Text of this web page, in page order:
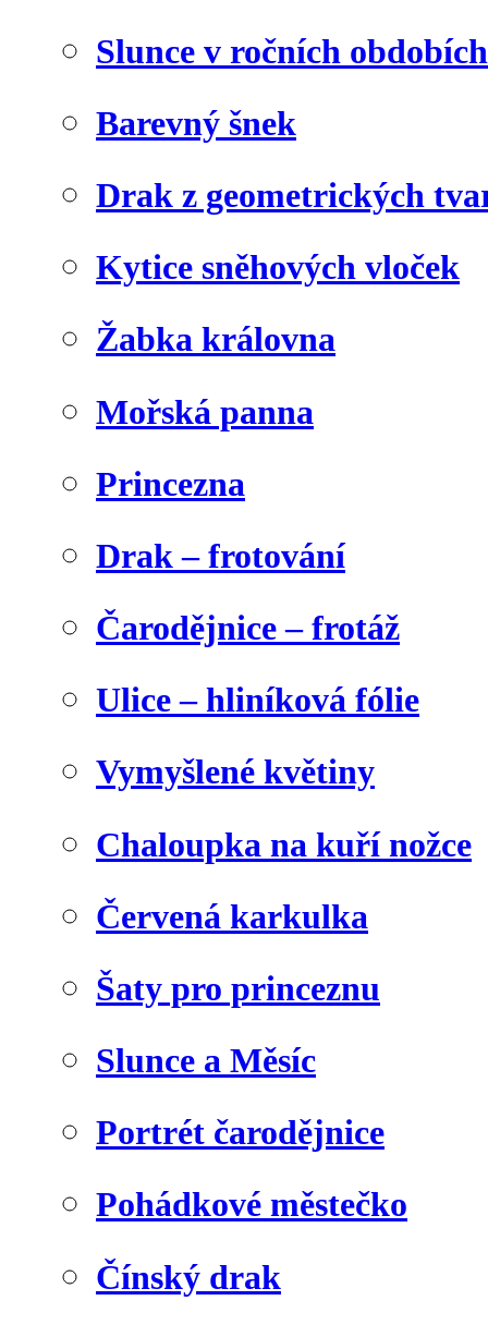
Slunce v ročních obdobích
Barevný šnek
Drak z geometrických
Kytice sněhových vloček
Žabka královna
Mořská panna
Princezna
Drak – frotování
Čarodějnice – frotáž
Ulice – hliníková fólie
Vymyšlené květiny
Chaloupka na kuří nožce
Červená karkulka
Šaty pro princeznu
Slunce a Měsíc
Portrét čarodějnice
Pohádkové městečko
Čínský drak